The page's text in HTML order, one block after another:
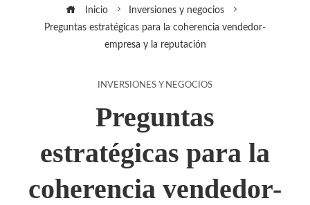
Inicio
Inversiones y negocios
Preguntas estratégicas para la coherencia vendedor-
empresa y la reputación
INVERSIONES Y NEGOCIOS
Preguntas
estratégicas para la
coherencia vendedor-